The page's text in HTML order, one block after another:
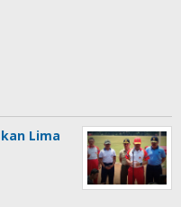
Lima